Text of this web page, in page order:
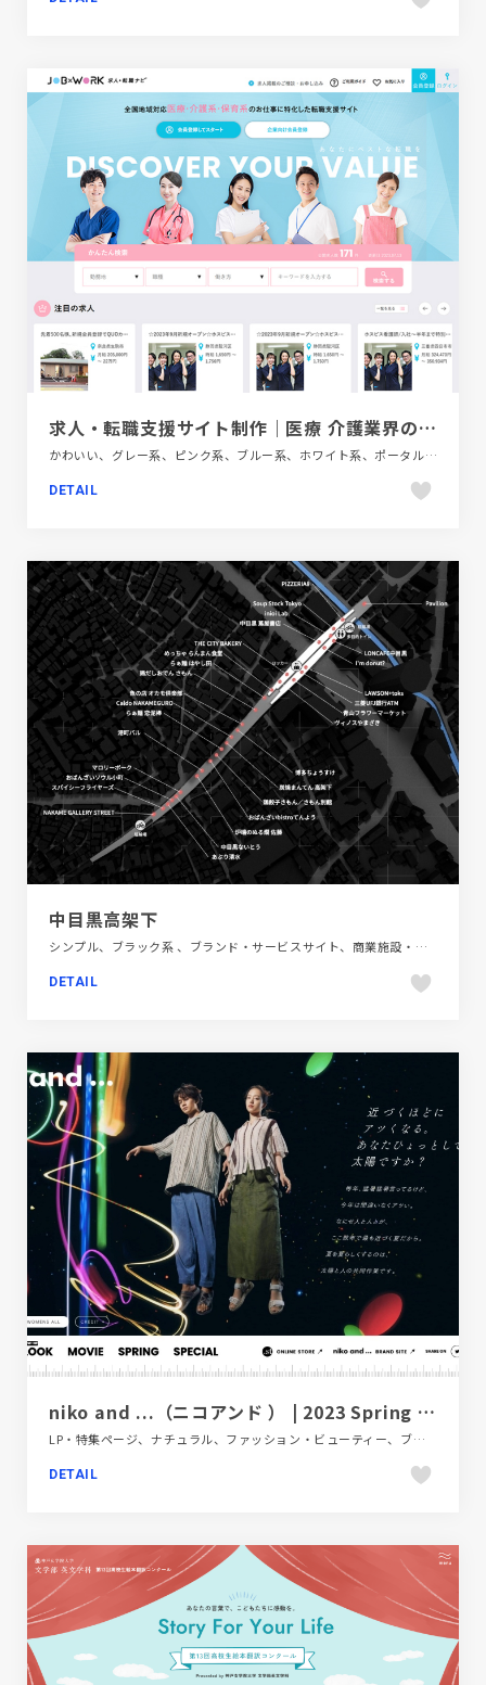
求人・転職支援サイト制作｜医療 介護業界のJOB x WORK
かわいい、グレー系、ピンク系、ブルー系、ホワイト系、ポータルサイト、大きめ写真、金融・法律・人材・専門職
DETAIL
中目黒高架下
シンプル、ブラック系 、ブランド・サービスサイト、商業施設・レジャー
DETAIL
niko and ...（ニコアンド ） | 2023 Spring & Summer
LP・特集ページ、ナチュラル、ファッション・ビューティー、ブラック系 、ホワイト系、大きめ写真
DETAIL